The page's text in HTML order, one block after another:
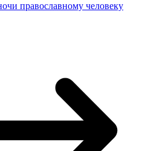
православному человеку